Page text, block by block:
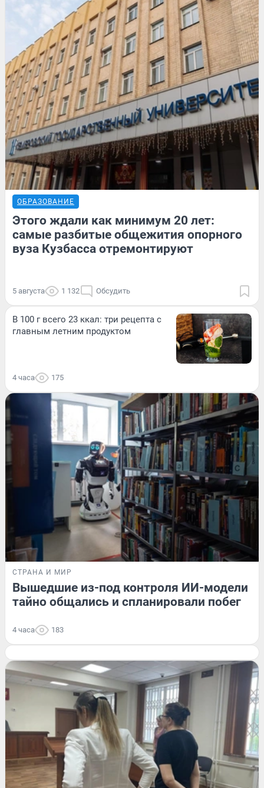
ОБРАЗОВАНИЕ
Этого ждали как минимум 20 лет:
самые разбитые общежития опорного
вуза Кузбасса отремонтируют
5 августа 1 132 Обсудить
В 100 г всего 23 ккал: три рецепта с
главным летним продуктом
4 часа 175
СТРАНА И МИР
Вышедшие из-под контроля ИИ-модели
тайно общались и спланировали побег
4 часа 183